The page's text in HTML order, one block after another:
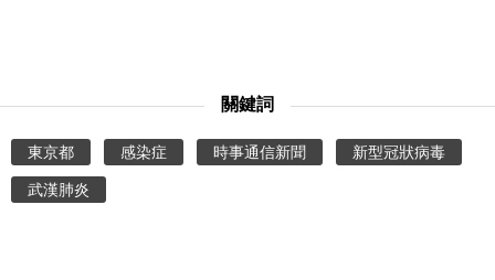
工作勞動
家庭
關鍵詞
東京都 感染症 時事通信新聞 新型冠狀病毒
武漢肺炎